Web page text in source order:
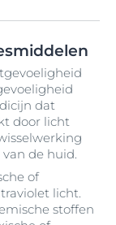
dat
door licht
de huid.
of
licht.
stoffen